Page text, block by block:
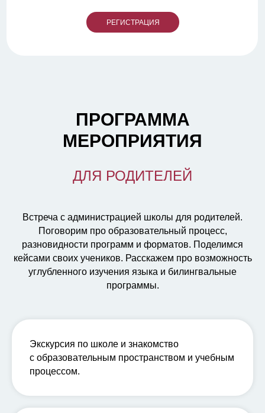
РЕГИСТРАЦИЯ
ПРОГРАММА
МЕРОПРИЯТИЯ
ДЛЯ РОДИТЕЛЕЙ
Встреча с администрацией школы для родителей.
Поговорим про образовательный процесс,
разновидности программ и форматов. Поделимся
кейсами своих учеников. Расскажем про возможность
углубленного изучения языка и билингвальные
программы.
Экскурсия по школе и знакомство
с образовательным пространством и учебным
процессом.